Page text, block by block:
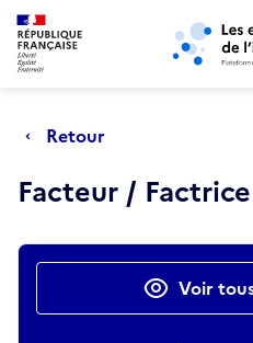
Aller au menu principal Aller au
Retour
Facteur / Factrice
Actions rapides
Voir
Retour au début de la page
Panneau de gestion des cookies